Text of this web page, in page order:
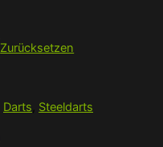
Zurücksetzen
Darts Steeldarts